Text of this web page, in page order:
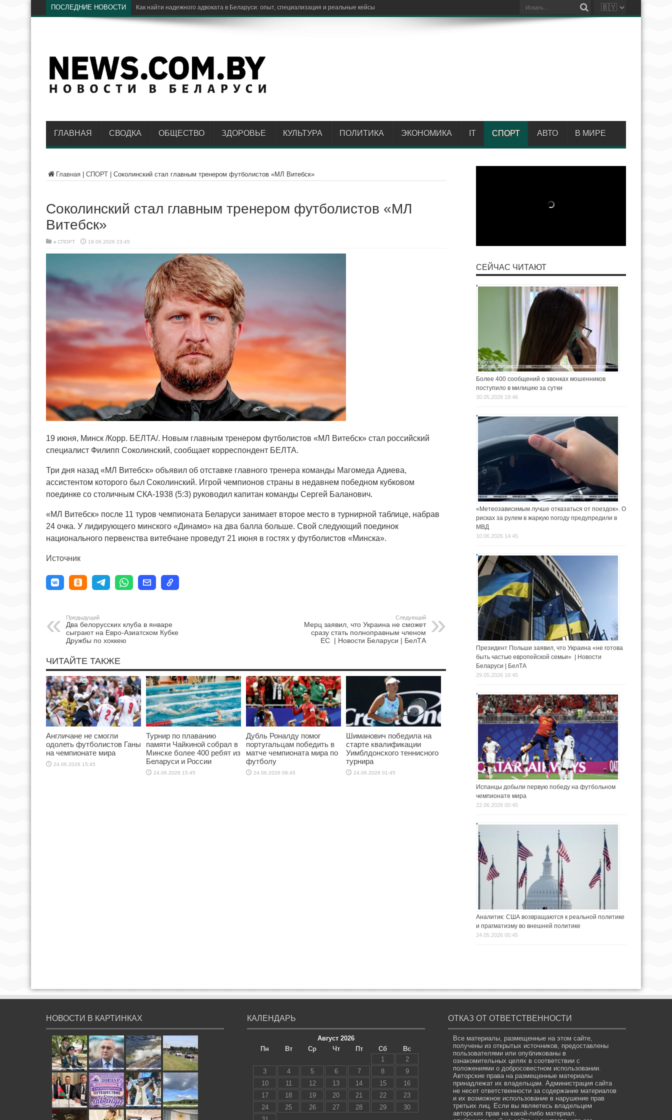
ПОСЛЕДНИЕ НОВОСТИ Эл
ГЛАВНАЯ СВОДКА ОБЩЕСТВО ЗДОРОВЬЕ КУЛЬТУРА ПОЛИТИКА ЭКОНОМИКА IT СПОРТ АВТО В МИРЕ
Главная СПОРТ Соколинский стал главным тренером футболистов «МЛ Витебск»
Соколинский стал главным тренером футболистов «МЛ
Витебск»
в СПОРТ 19.06.2026 23:45
19 июня, Минск /Корр. БЕЛТА/. Новым главным тренером футболистов «МЛ Витебск» стал российский
специалист Филипп Соколинский, сообщает корреспондент БЕЛТА.
Три дня назад «МЛ Витебск» объявил об отставке главного тренера команды Магомеда Адиева,
ассистентом которого был Соколинский. Игрой чемпионов страны в недавнем победном кубковом
поединке со столичным СКА-1938 (5:3) руководил капитан команды Сергей Баланович.
«МЛ Витебск» после 11 туров чемпионата Беларуси занимает второе место в турнирной таблице, набрав
24 очка. У лидирующего минского «Динамо» на два балла больше. Свой следующий поединок
национального первенства витебчане проведут 21 июня в гостях у футболистов «Минска».
Источник
Предыдущий
Два белорусских клуба в январе
сыграют на Евро-Азиатском Кубке
Дружбы по хоккею
Следующий
Мерц заявил, что Украина не сможет
сразу стать полноправным членом
ЕС | Новости Беларуси | БелТА
ЧИТАЙТЕ ТАКЖЕ
Англичане не смогли
одолеть футболистов Ганы
на чемпионате мира
24.06.2026 15:45
Турнир по плаванию
памяти Чайкиной собрал в
Минске более 400 ребят из
Беларуси и России
24.06.2026 15:45
Дубль Роналду помог
португальцам победить в
матче чемпионата мира по
футболу
24.06.2026 08:45
Шиманович победила на
старте квалификации
Уимблдонского теннисного
турнира
24.06.2026 01:45
СЕЙЧАС ЧИТАЮТ
Более 400 сообщений о звонках мошенников
поступило в милицию за сутки
30.05.2026 18:46
«Метеозависимым лучше отказаться от поездок». О
рисках за рулем в жаркую погоду предупредили в
МВД
10.06.2026 14:45
Президент Польши заявил, что Украина «не готова
быть частью европейской семьи» | Новости
Беларуси | БелТА
29.05.2026 16:45
Испанцы добыли первую победу на футбольном
чемпионате мира
22.06.2026 00:45
Аналитик: США возвращаются к реальной политике
и прагматизму во внешней политике
24.05.2026 00:45
НОВОСТИ В КАРТИНКАХ КАЛЕНДАРЬ
Август 2026
Пн
Вт Ср Чт Пт Сб
Вс
1
2
3
4 5 6 7 8
9
10
11 12 13 14 15
16
17
18 19 20 21 22
23
24
25 26 27 28 29
30
ОТКАЗ ОТ ОТВЕТСТВЕННОСТИ
Все материалы, размещенные на этом сайте,
получены из открытых источников, предоставлены
пользователями или опубликованы в
ознакомительных целях в соответствии с
положениями о добросовестном использовании.
Авторские права на размещенные материалы
принадлежат их владельцам. Администрация сайта
не несет ответственности за содержание материалов
и их возможное использование в нарушение прав
третьих лиц. Если вы являетесь владельцем
авторских прав на какой-либо материал,